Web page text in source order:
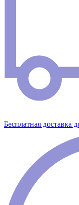
Бесплатная доставка